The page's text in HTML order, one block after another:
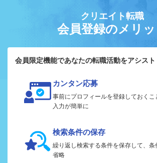
クリエイト転職
会員登録のメリッ
会員限定機能であなたの転職活動をアシスト
カンタン応募
事前にプロフィールを登録しておくこ
入力が簡単に
検索条件の保存
繰り返し検索する条件を保存して、条
省略